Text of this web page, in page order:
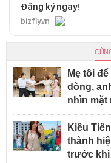
Đăng ký ngay!
bizfly.vn
Mẹ tôi
dòng,
nhìn mặt
Kiều
thành
trước khi